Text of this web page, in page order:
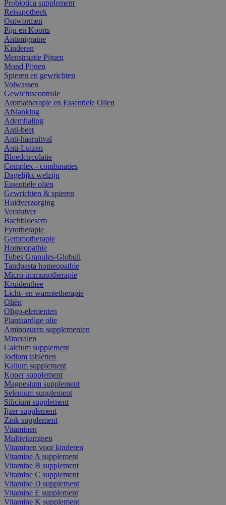
Probiotica supplement
Reisapotheek
Ontwormen
Pijn en Koorts
Antimigraine
Kinderen
Menstruatie Pijnen
Mond Pijnen
Spieren en gewrichten
Volwassen
Gewichtscontrole
Aromatherapie en Essentiele Olien
Afslanking
Ademhaling
Anti-beet
Anti-haaruitval
Anti-Luizen
Bloedcirculatie
Complex - combinaties
Dagelijks welzijn
Essentiële oliën
Gewrichten & spieren
Huidverzorging
Verstuiver
Bachbloesem
Fytotherapie
Gemmotherapie
Homeopathie
Tubes Granules-Globuli
Tandpasta homeopathie
Micro-immunotherapie
Kruidenthee
Licht- en warmtetherapie
Oliën
Oligo-elementen
Plantaardige olie
Aminozuren supplementen
Mineralen
Calcium supplement
Jodium tabletten
Kalium supplement
Koper supplement
Magnesium supplement
Selenium supplement
Silicium supplement
Ijzer supplement
Zink supplement
Vitaminen
Multivitaminen
Vitaminen voor kinderen
Vitamine A supplement
Vitamine B supplement
Vitamine C supplement
Vitamine D supplement
Vitamine E supplement
Vitamine K supplement